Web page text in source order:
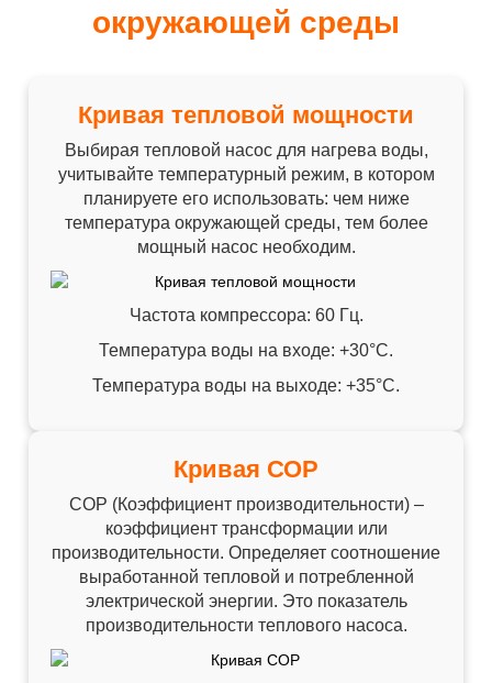
окружающей среды
Кривая тепловой мощности
Выбирая тепловой насос для нагрева воды,
учитывайте температурный режим, в котором
планируете его использовать: чем ниже
температура окружающей среды, тем более
мощный насос необходим.
Частота компрессора: 60 Гц.
Температура воды на входе: +30°C.
Температура воды на выходе: +35°C.
Кривая СОР
СОР (Коэффициент производительности) –
коэффициент трансформации или
производительности. Определяет соотношение
выработанной тепловой и потребленной
электрической энергии. Это показатель
производительности теплового насоса.